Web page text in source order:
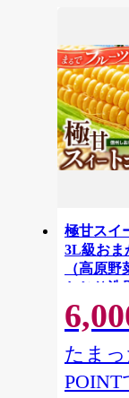
極甘スイ
3L級おま
（高原
おじり洗
15日頃に
応不可※
し トウ
ーン イエ
長野県 塩
たま
POINT